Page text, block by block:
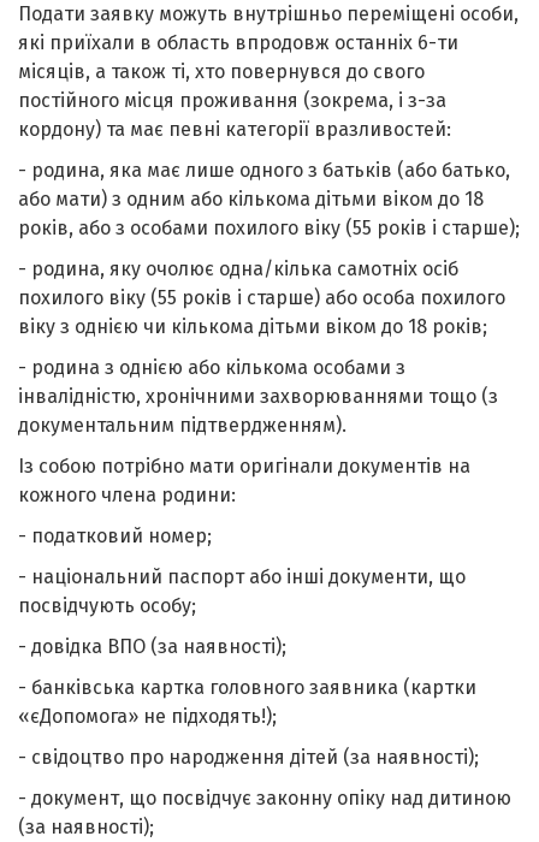
Подати заявку можуть внутрішньо переміщені особи,
які приїхали в область впродовж останніх 6-ти
місяців, а також ті, хто повернувся до свого
постійного місця проживання (зокрема, і з-за
кордону) та має певні категорії вразливостей:
- родина, яка має лише одного з батьків (або батько,
або мати) з одним або кількома дітьми віком до 18
років, або з особами похилого віку (55 років і старше);
- родина, яку очолює одна/кілька самотніх осіб
похилого віку (55 років і старше) або особа похилого
віку з однією чи кількома дітьми віком до 18 років;
- родина з однією або кількома особами з
інвалідністю, хронічними захворюваннями тощо (з
документальним підтвердженням).
Із собою потрібно мати оригінали документів на
кожного члена родини:
- податковий номер;
- національний паспорт або інші документи, що
посвідчують особу;
- довідка ВПО (за наявності);
- банківська картка головного заявника (картки
«єДопомога» не підходять!);
- свідоцтво про народження дітей (за наявності);
- документ, що посвідчує законну опіку над дитиною
(за наявності);